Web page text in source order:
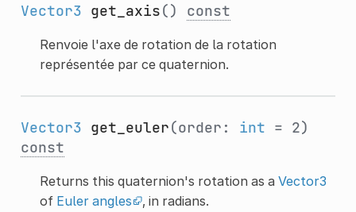
Vector3 get_axis() const
Renvoie l'axe de rotation de la rotation
représentée par ce quaternion.
Vector3 get_euler(order: int = 2)
const
Returns this quaternion's rotation as a Vector3
of Euler angles
, in radians.